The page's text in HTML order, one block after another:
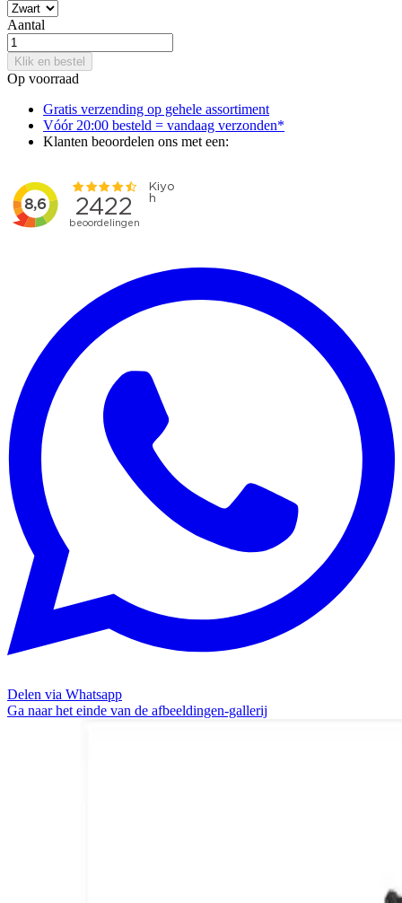
Aantal
Klik en bestel
Op voorraad
Gratis verzending op gehele assortiment
Vóór 20:00 besteld = vandaag verzonden*
Klanten beoordelen ons met een:
Delen via Whatsapp
Ga naar het einde van de afbeeldingen-gallerij